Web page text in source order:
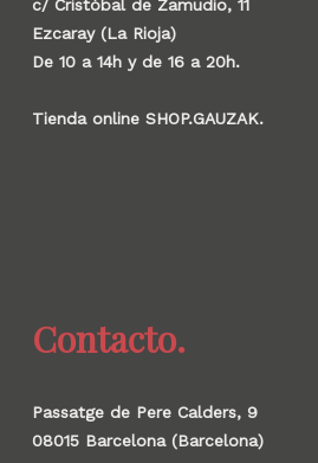
c/ Cristóbal de Zamudio, 11
Ezcaray (La Rioja)
De 10 a 14h y de 16 a 20h.
Tienda online SHOP.GAUZAK.
Contacto.
Passatge de Pere Calders, 9
08015 Barcelona (Barcelona)